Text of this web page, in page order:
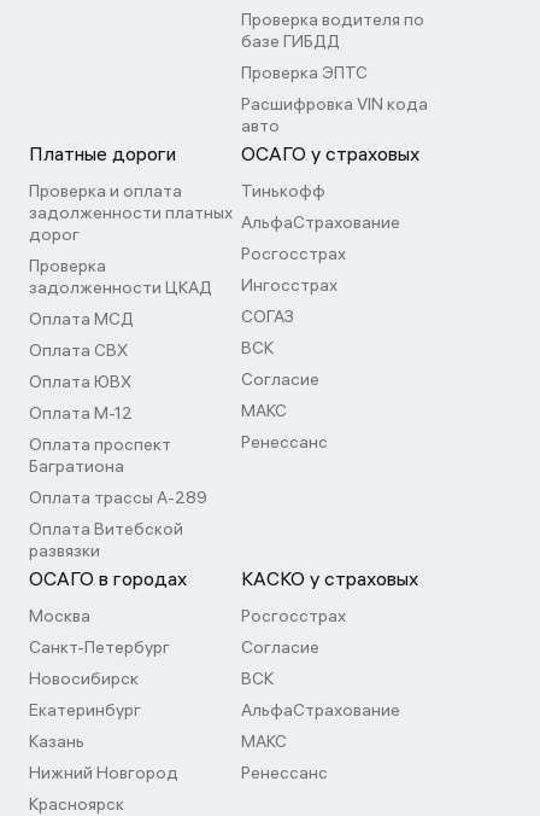
Проверка водителя по
базе ГИБДД
Проверка ЭПТС
Расшифровка VIN кода
авто
Платные дороги
Проверка и оплата
задолженности платных
дорог
Проверка
задолженности ЦКАД
Оплата МСД
Оплата СВХ
Оплата ЮВХ
Оплата М-12
Оплата проспект
Багратиона
Оплата трассы А-289
Оплата Витебской
развязки
ОСАГО у страховых
Тинькофф
АльфаСтрахование
Росгосстрах
Ингосстрах
СОГАЗ
ВСК
Согласие
МАКС
Ренессанс
ОСАГО в городах
Москва
Санкт-Петербург
Новосибирск
Екатеринбург
Казань
Нижний Новгород
Красноярск
КАСКО у страховых
Росгосстрах
Согласие
ВСК
АльфаСтрахование
МАКС
Ренессанс